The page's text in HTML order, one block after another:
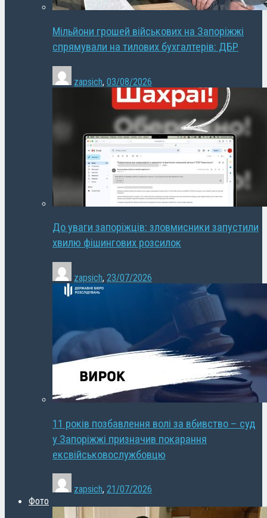
Мільйони грошей військових на Запоріжжі
спрямували на тилових бухгалтерів: ДБР
zapsich, 03/08/2026
До уваги запоріжців: зловмисники запустили
хвилю фішингових розсилок
zapsich, 23/07/2026
11 років позбавлення волі за вбивство – суд
у Запоріжжі призначив покарання
ексвійськовослужбовцю
zapsich, 21/07/2026
Фото